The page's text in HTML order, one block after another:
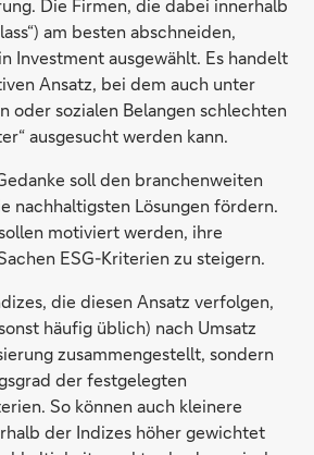
am besten abschneiden,
Investment ausgewählt. Es handelt
Ansatz, bei dem auch unter
oder sozialen Belangen schlechten
ausgesucht werden kann.
soll den branchenweiten
nachhaltigsten Lösungen fördern.
motiviert werden, ihre
ESG-Kriterien zu steigern.
die diesen Ansatz verfolgen,
häufig üblich) nach Umsatz
zusammengestellt, sondern
der festgelegten
So können auch kleinere
der Indizes höher gewichtet